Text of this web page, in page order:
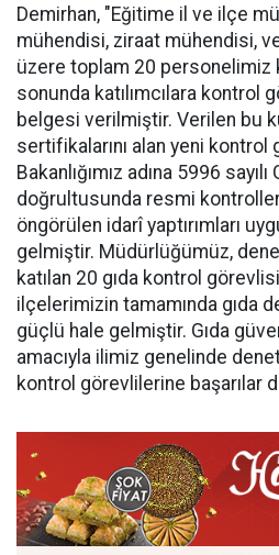
Demirhan, "Eğitime il ve ilçe
mühendisi, ziraat mühendisi,
üzere toplam 20 personelimiz
sonunda katılımcılara kontrol
belgesi verilmiştir. Verilen bu
sertifikalarını alan yeni
Bakanlığımız adına 5996
doğrultusunda resmi
öngörülen idarî yaptırımları
gelmiştir. Müdürlüğümüz,
katılan 20 gıda kontrol
ilçelerimizin tamamında gıda
güçlü hale gelmiştir. Gıda
amacıyla ilimiz genelinde
kontrol görevlilerine başarılar